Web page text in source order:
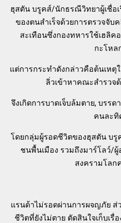
ฮุสตัน บรูคส์/นักธรณีวิทยาผู้เชื่อ
ของตนสำเร็จด้วยการตรวจจับ
สะเทือนซึ่งกองทหารใช้เฮลิค
กะโหล
แต่การกระทำดังกล่าวคือต้นเหตุ
ลิ่วเข้าหาคณะสำรวจ
จึงเกิดการบาดเจ็บล้มตาย, บรร
คนละทิ
โดยกลุ่มผู้รอดชีวิตของฮุสตัน บรู
ชนพื้นเมือง รวมถึงมาร์โลว์/
สงครามโลก
แรนด้าไม่รอดผ่านการผจญภัย
ชีวิตที่ยังไม่ตาย ตัดสินใจเก็บเรื่